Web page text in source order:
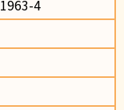
窪1963-4